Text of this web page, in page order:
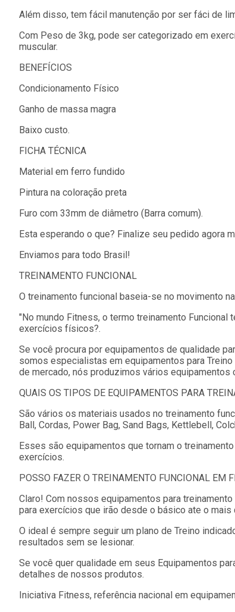
Além disso, tem fácil manutenção por ser fáci de
Com Peso de 3kg, pode ser categorizado em
muscular.
BENEFÍCIOS
Condicionamento Físico
Ganho de massa magra
Baixo custo.
FICHA TÉCNICA
Material em ferro fundido
Pintura na coloração preta
Furo com 33mm de diâmetro (Barra comum).
Esta esperando o que? Finalize seu pedido agora
Enviamos para todo Brasil!
TREINAMENTO FUNCIONAL
O treinamento funcional baseia-se no movimento
"No mundo Fitness, o termo treinamento
exercícios físicos?.
Se você procura por equipamentos de qualidade
somos especialistas em equipamentos para
de mercado, nós produzimos vários equipamentos
QUAIS OS TIPOS DE EQUIPAMENTOS PARA
São vários os materiais usados no treinamento
Ball, Cordas, Power Bag, Sand Bags, Kettlebell,
Esses são equipamentos que tornam o
exercícios.
POSSO FAZER O TREINAMENTO FUNCIONAL EM
Claro! Com nossos equipamentos para
para exercícios que irão desde o básico ate o mais
O ideal é sempre seguir um plano de Treino
resultados sem se lesionar.
Se você quer qualidade em seus Equipamentos
detalhes de nossos produtos.
Iniciativa Fitness, referência nacional em